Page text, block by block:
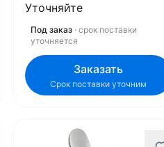
Уточняйте
Под заказ· срок поставки
уточняется
Заказать
Срок поставки уточним